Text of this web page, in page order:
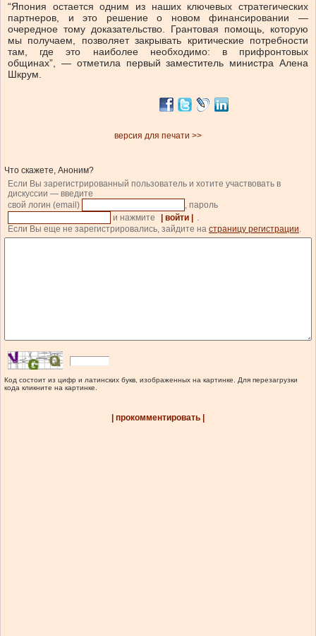
“Япония остается одним из наших ключевых стратегических
партнеров, и это решение о новом финансировании —
очередное тому доказательство. Грантовая помощь, которую
мы получаем, позволяет закрывать критические потребности
там, где это наиболее необходимо: в прифронтовых
общинах”, — отметила первый заместитель министра Алена
Шкрум.
версия для печати >>
Что скажете, Аноним?
Если Вы зарегистрированный пользователь и хотите участвовать в
дискуссии — введите
свой логин (email)
, пароль
и нажмите
| войти |
.
Если Вы еще не зарегистрировались, зайдите на страницу регистрации.
Код состоит из цифр и латинских букв, изображенных на картинке. Для перезагрузки
кода кликните на картинке.
| прокомментировать |